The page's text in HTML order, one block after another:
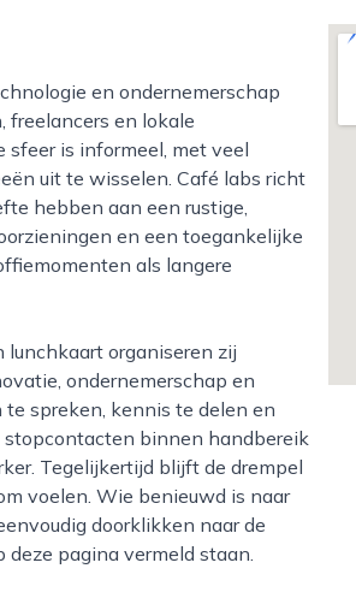
freelancers en lokale
is informeel, met veel
uit te wisselen. Café labs richt
hebben aan een rustige,
en een toegankelijke
als langere
ondernemerschap en
spreken, kennis te delen en
binnen handbereik
Tegelijkertijd blijft de drempel
voelen. Wie benieuwd is naar
doorklikken naar de
pagina vermeld staan.